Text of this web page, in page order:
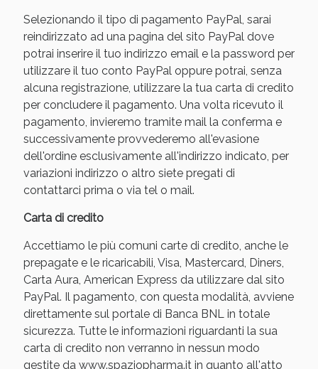
Selezionando il tipo di pagamento PayPal, sarai
reindirizzato ad una pagina del sito PayPal dove
potrai inserire il tuo indirizzo email e la password per
utilizzare il tuo conto PayPal oppure potrai, senza
alcuna registrazione, utilizzare la tua carta di credito
per concludere il pagamento. Una volta ricevuto il
pagamento, invieremo tramite mail la conferma e
successivamente provvederemo all'evasione
dell'ordine esclusivamente all'indirizzo indicato, per
variazioni indirizzo o altro siete pregati di
contattarci prima o via tel o mail.
Carta di credito
Accettiamo le più comuni carte di credito, anche le
prepagate e le ricaricabili, Visa, Mastercard, Diners,
Carta Aura, American Express da utilizzare dal sito
PayPal. Il pagamento, con questa modalità, avviene
direttamente sul portale di Banca BNL in totale
sicurezza. Tutte le informazioni riguardanti la sua
carta di credito non verranno in nessun modo
gestite da www.spaziopharma.it in quanto all'atto
oggi!